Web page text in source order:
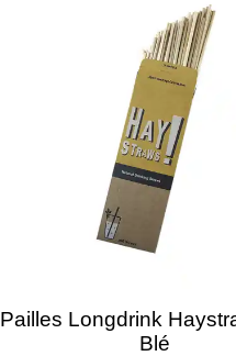
Pailles Longdrink
Blé